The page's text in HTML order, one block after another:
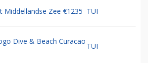
Middellandse Zee €1235 TUI
Dive & Beach Curacao
TUI